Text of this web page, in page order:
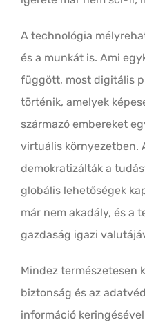
A technológia
és a munkát is. Ami
függött, most digitális
történik, amelyek
származó embereket
virtuális környezetben.
demokratizálták a
globális lehetőségek
már nem akadály, és a
gazdaság igazi
Mindez természetesen
biztonság és az
információ